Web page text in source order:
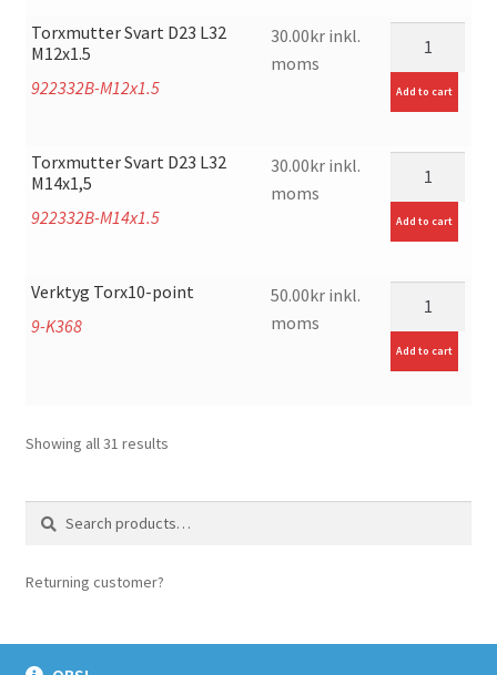
Torxmutter Svart D23 L32
M12x1.5
922332B-M12x1.5
30.00krinkl.
moms
Add to cart
Torxmutter Svart D23 L32
M14x1,5
922332B-M14x1.5
30.00krinkl.
moms
Add to cart
Verktyg Torx10-point
9-K368
50.00krinkl.
moms
Add to cart
Showing all 31 results
Search
Search
Returning customer?